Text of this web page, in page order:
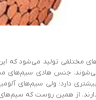
مختلفی تولید می‌شود که
جنس هادی سیم‌های
دارد؛ ولی سیم‌های
از همین روست که سیم‌های